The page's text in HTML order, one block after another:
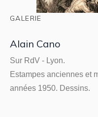
GALERIE
Alain Cano
Sur RdV - Lyon.
Estampes anciennes et
années 1950. Dessins.